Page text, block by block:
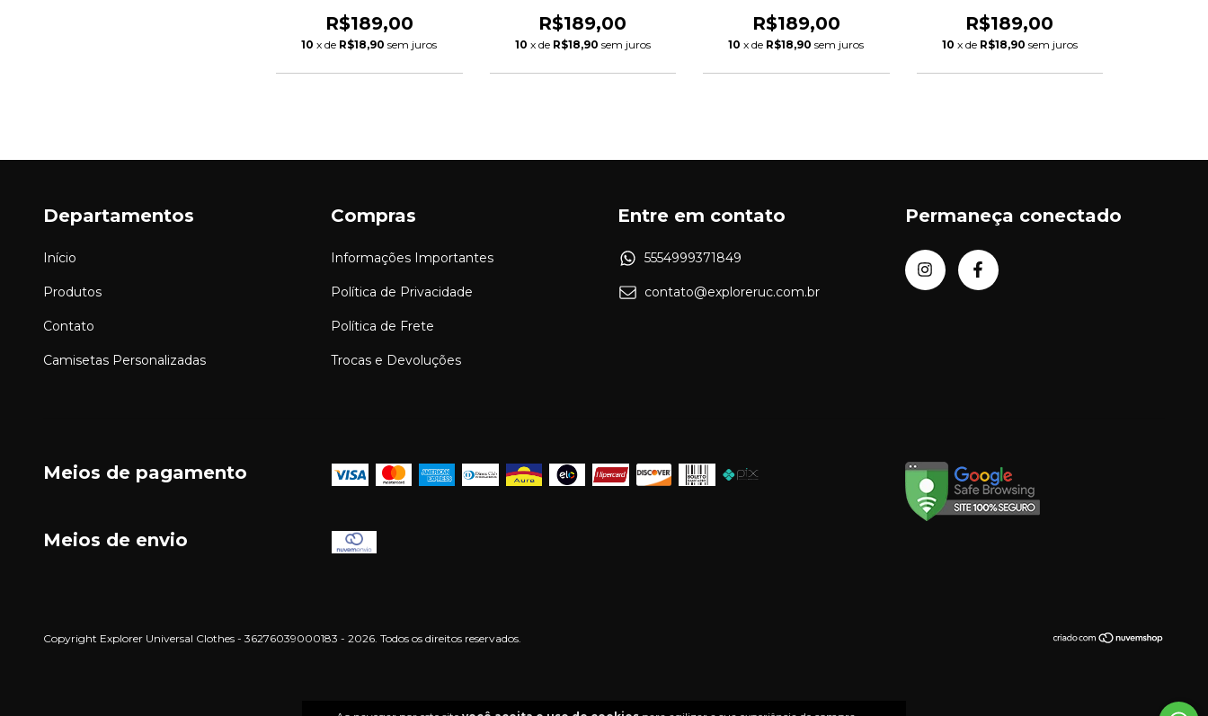
R$189,00
10 x de R$18,90 sem juros
R$189,00
10 x de R$18,90 sem juros
R$189,00
10 x de R$18,90 sem juros
R$189,00
10 x de R$18,90 sem juros
Departamentos
Início
Produtos
Contato
Camisetas Personalizadas
Compras
Informações Importantes
Política de Privacidade
Política de Frete
Trocas e Devoluções
Entre em contato
5554999371849
contato@exploreruc.com.br
Permaneça conectado
Meios de pagamento
Meios de envio
Copyright Explorer Universal Clothes - 36276039000183 - 2026. Todos os direitos reservados.